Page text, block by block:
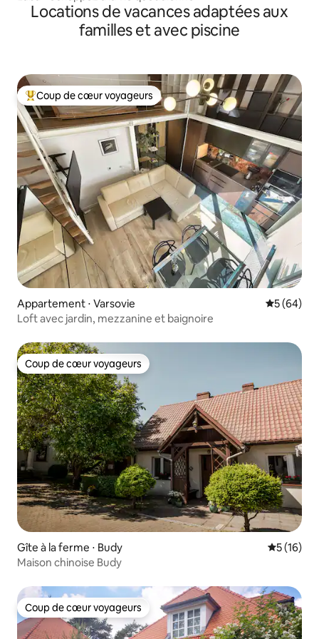
Locations de vacances adaptées aux
familles et avec piscine
Coups de cœur voyageurs les plus appréciés
Coup de cœur voyageurs
Appartement ⋅ Varsovie
5 (64)
Loft avec jardin, mezzanine et baignoire
Coup de cœur voyageurs
Coup de cœur voyageurs
Gîte à la ferme ⋅ Budy
5 (16)
Maison chinoise Budy
Coup de cœur voyageurs
Coup de cœur voyageurs